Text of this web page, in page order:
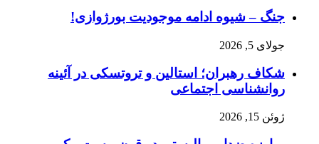
جنگ – شیوه ادامه موجودیت بورژوازی!
جولای 5, 2026
شکاف رهبران؛ استالین و تروتسکی در آئینه
روانشناسی اجتماعی
ژوئن 15, 2026